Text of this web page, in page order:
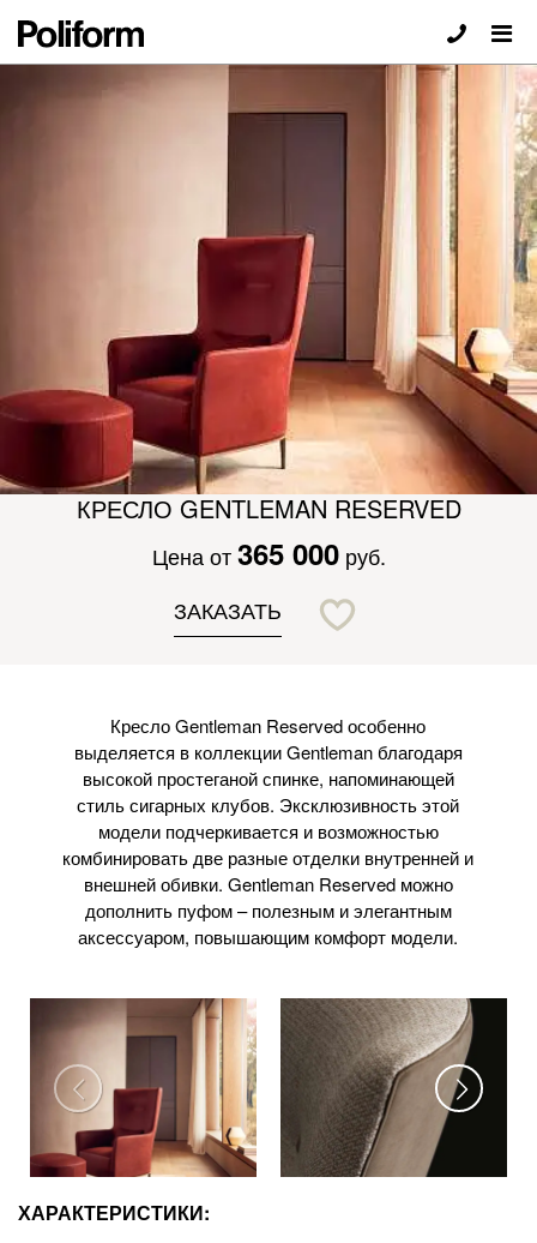
КРЕСЛО GENTLEMAN RESERVED
Цена от 365 000 руб.
ЗАКАЗАТЬ
Кресло Gentleman Reserved особенно
выделяется в коллекции Gentleman благодаря
высокой простеганой спинке, напоминающей
стиль сигарных клубов. Эксклюзивность этой
модели подчеркивается и возможностью
комбинировать две разные отделки внутренней и
внешней обивки. Gentleman Reserved можно
дополнить пуфом – полезным и элегантным
аксессуаром, повышающим комфорт модели.
ХАРАКТЕРИСТИКИ: